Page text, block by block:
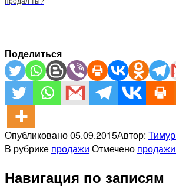
Поделиться
Опубликовано05.09.2015Автор:
В рубрике продажи Отмечено
Навигация по записям